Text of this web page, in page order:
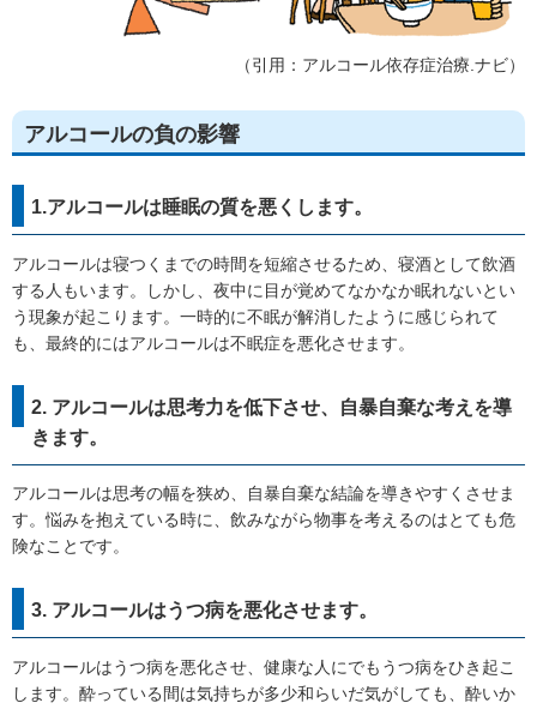
（引用：アルコール依存症治療.ナビ）
アルコールの負の影響
1.アルコールは睡眠の質を悪くします。
アルコールは寝つくまでの時間を短縮させるため、寝酒として飲酒
する人もいます。しかし、夜中に目が覚めてなかなか眠れないとい
う現象が起こります。一時的に不眠が解消したように感じられて
も、最終的にはアルコールは不眠症を悪化させます。
2. アルコールは思考力を低下させ、自暴自棄な考えを導
きます。
アルコールは思考の幅を狭め、自暴自棄な結論を導きやすくさせま
す。悩みを抱えている時に、飲みながら物事を考えるのはとても危
険なことです。
3. アルコールはうつ病を悪化させます。
アルコールはうつ病を悪化させ、健康な人にでもうつ病をひき起こ
します。酔っている間は気持ちが多少和らいだ気がしても、酔いか